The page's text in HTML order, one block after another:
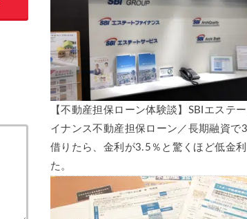
【不動産担保ローン体験談】SBIエステ
イナンス不動産担保ローン／長期融資で
借りたら、金利が3.5％と驚くほど低金
た。